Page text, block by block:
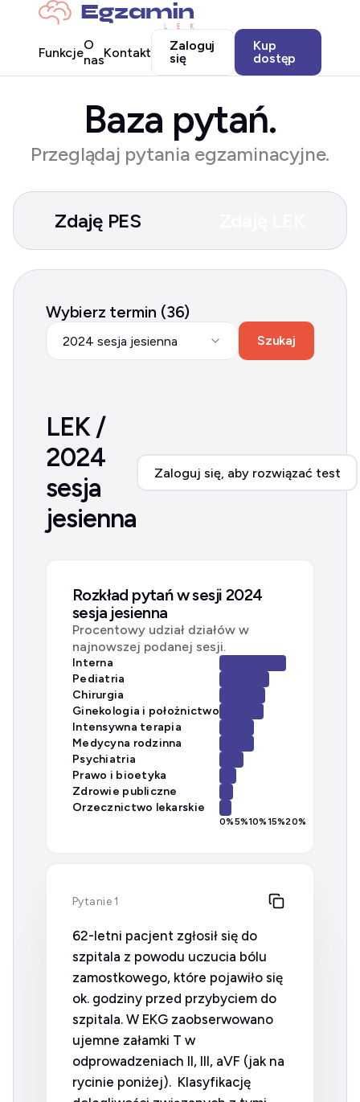
FunkcjeO
nasKontakt
Zaloguj
się
Kup
dostęp
Baza pytań.
Przeglądaj pytania egzaminacyjne.
Zdaję PES
Wybierz termin (36)
2024 sesja jesienna Szukaj
LEK /
2024
sesja
jesienna
Zaloguj się, aby rozwiązać test
Rozkład pytań w sesji 2024
sesja jesienna
Procentowy udział działów w
najnowszej podanej sesji.
Interna
Pediatria
Chirurgia
Ginekologia i położnictwo
Intensywna terapia
Medycyna rodzinna
Psychiatria
Prawo i bioetyka
Zdrowie publiczne
Orzecznictwo lekarskie
0%5%10%15%20%
Pytanie 1
62-letni pacjent zgłosił się do
szpitala z powodu uczucia bólu
zamostkowego, które pojawiło się
ok. godziny przed przybyciem do
szpitala. W EKG zaobserwowano
ujemne załamki T w
odprowadzeniach II, III, aVF (jak na
rycinie poniżej). Klasyfikację